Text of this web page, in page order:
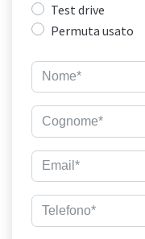
Test drive
Permuta usato